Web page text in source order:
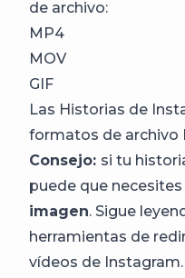
de archivo:
MP4
MOV
GIF
Las Historias de
formatos de archivo
Consejo: si tu
puede que necesites
imagen. Sigue
herramientas de
vídeos de Instagram.